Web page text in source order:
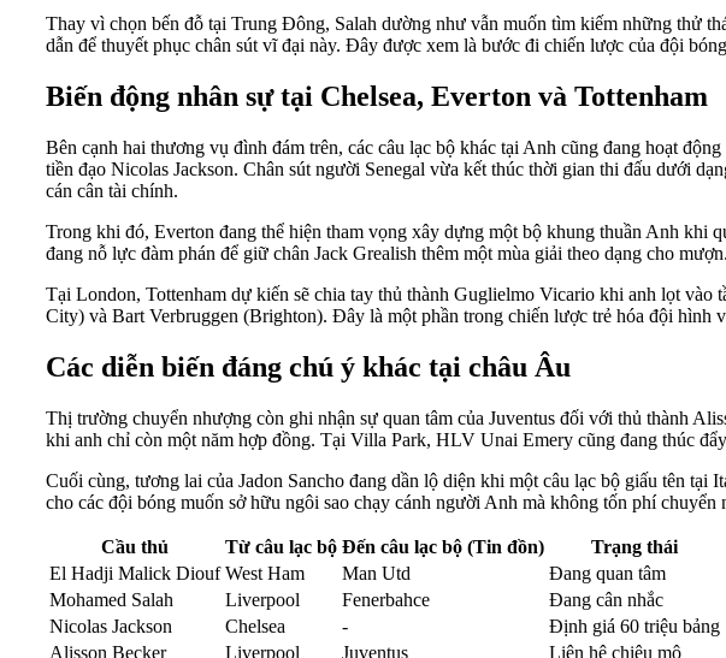
Thay vì chọn bến đỗ tại Trung Đông, Salah dường như vẫn muốn tìm kiếm những thử
dẫn để thuyết phục chân sút vĩ đại này. Đây được xem là bước đi chiến lược của đội
Biến động nhân sự tại Chelsea, Everton và Tottenham
Bên cạnh hai thương vụ đình đám trên, các câu lạc bộ khác tại Anh cũng đang hoạt
tiền đạo Nicolas Jackson. Chân sút người Senegal vừa kết thúc thời gian thi đấu dưới
cán cân tài chính.
Trong khi đó, Everton đang thể hiện tham vọng xây dựng một bộ khung thuần Anh khi
đang nỗ lực đàm phán để giữ chân Jack Grealish thêm một mùa giải theo dạng cho mượn.
Tại London, Tottenham dự kiến sẽ chia tay thủ thành Guglielmo Vicario khi anh lọt vào
City) và Bart Verbruggen (Brighton). Đây là một phần trong chiến lược trẻ hóa đội hình
Các diễn biến đáng chú ý khác tại châu Âu
Thị trường chuyển nhượng còn ghi nhận sự quan tâm của Juventus đối với thủ thành
khi anh chỉ còn một năm hợp đồng. Tại Villa Park, HLV Unai Emery cũng đang thúc
Cuối cùng, tương lai của Jadon Sancho đang dần lộ diện khi một câu lạc bộ giấu tên tại
cho các đội bóng muốn sở hữu ngôi sao chạy cánh người Anh mà không tốn phí chuyển
Cầu thủ Từ câu lạc bộ Đến câu lạc bộ (Tin đồn)
Trạng thái
El Hadji Malick Diouf West Ham Man Utd
Đang quan tâm
Mohamed Salah
Liverpool Fenerbahce
Đang cân nhắc
Nicolas Jackson
Chelsea -
Định giá 60 triệu bảng
Alisson Becker
Liverpool Juventus Liên hệ chiêu mộ